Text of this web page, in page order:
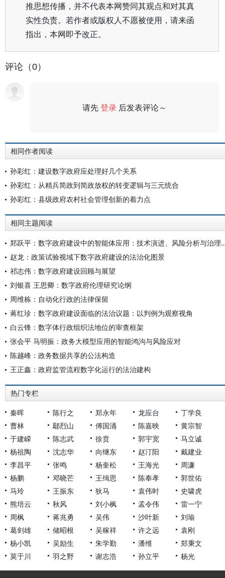
推思想传播，并不代表本网赞同其观点和对其真
实性负责。若作者或版权人不愿被使用，请来函
指出，本网即予改正。
评论（0）
请先登录 后发表评论～
相同作者阅读
孙彩红：建设数字政府应处理好几个关系
孙彩红：从精兵简政到简政放权的转变逻辑与三元统合
孙彩红：县级政府农村社会管理创新的着力点
相同主题阅读
郑跃平：数字政府建设中的智
赵龙：政策试验视域下数字政府建设的法治化图景
祁志伟：数字政府建设回顾与展望
刘银喜 王思卿：数字政府伦理研究论纲
周维栋：自动化行政的法律保留
蒋红珍：数字政府建设面临的法治议题：以判例为观察视角
白云锋：数字体行政组织法地位的审查框架
张会平 马明振：政务大模型应用的智能鸿沟与风险应对
陈越峰：政务数据共享的公法构造
王正鑫：政府监管流程数字化运行的法治建构
热门专栏
秦晖 陈行之 郑永年 龙应台
丁学良
曹林
鄢烈山 傅国涌 陈嘉映
黄宗智
于建嵘
陈志武 徐贲 郭宇宽
马立诚
杨祖陶
沈志华 向继东 赵汀阳
戴建业
李昌平
张鸣 杨奎松 王海光
周濂
杨鹏
邓晓芒 王缉思 陈奉孝
郭世佑
马玲
王振东 狄马 袁伟时
史啸虎
熊培云
秋风 刘小枫 孟令伟
雷一宁
周枫
蒋兆勇 吴伟 沙叶新
刘瑜
葛剑雄
储昭根 吴稼祥 许之远
袁刚
杨小凯
吴励生 朱学勤 潘维
郑秉文
莫于川
羽之野 谢志浩 孙立平 杨光